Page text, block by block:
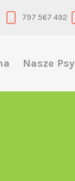
797 567 492
Nasze Psy